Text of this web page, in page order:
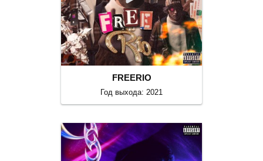
FREERIO
Год выхода: 2021